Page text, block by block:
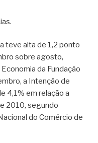
teve alta de 1,2 ponto
sobre agosto,
da Fundação
a Intenção de
4,1% em relação a
2010, segundo
do Comércio de